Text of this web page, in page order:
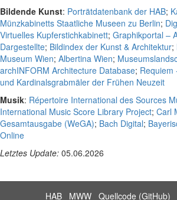
Bildende Kunst: Porträtdatenbank der HAB;
Münzkabinetts Staatliche Museen zu Berlin;
Virtuelles Kupferstichkabinett; Graphikportal –
Dargestellte; Bildindex der Kunst & Architektur;
Museum Wien; Albertina Wien;
archINFORM Architecture Database; Requiem
und Kardinalsgrabmäler der Frühen Neuzeit
Musik: Répertoire International des Sources
International Music Score Library Project; Carl
Gesamtausgabe (WeGA); Bach Digital;
Online
Letztes Update: 05.06.2026
HAB MWW Quellcode (GitHub)